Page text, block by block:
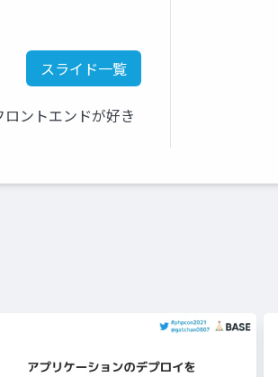
スライド一覧
ロントエンドが好き